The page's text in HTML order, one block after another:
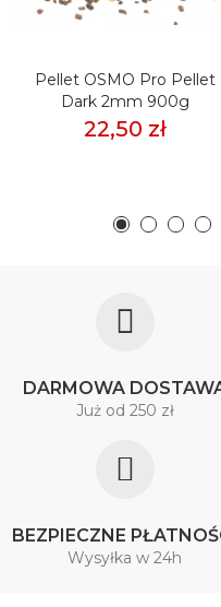
Pellet OSMO Pro Pellet
Dark 2mm 900g
22,50 zł
DARMOWA
Już od 250 zł
BEZPIECZNE
Wysyłka w 24h